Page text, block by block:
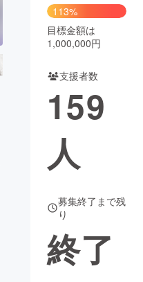
113%
目標金額は
1,000,000円
支援者数
159
人
募集終了まで残
り
終了